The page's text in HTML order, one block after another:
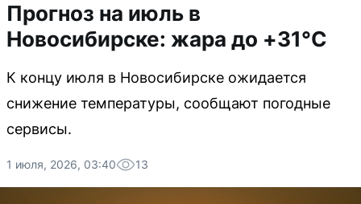
Прогноз на июль в
Новосибирске: жара до +31°C
К концу июля в Новосибирске ожидается
снижение температуры, сообщают погодные
сервисы.
1 июля, 2026, 03:40 13